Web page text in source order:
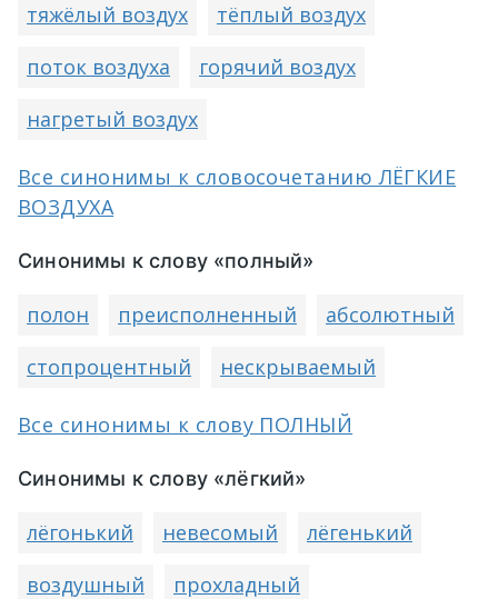
тяжёлый воздух
тёплый воздух
поток воздуха
горячий воздух
нагретый воздух
Все синонимы к словосочетанию ЛЁГКИЕ
ВОЗДУХА
Синонимы к слову «полный»
полон преисполненный
абсолютный
стопроцентный
нескрываемый
Все синонимы к слову ПОЛНЫЙ
Синонимы к слову «лёгкий»
лёгонький невесомый
лёгенький
воздушный
прохладный